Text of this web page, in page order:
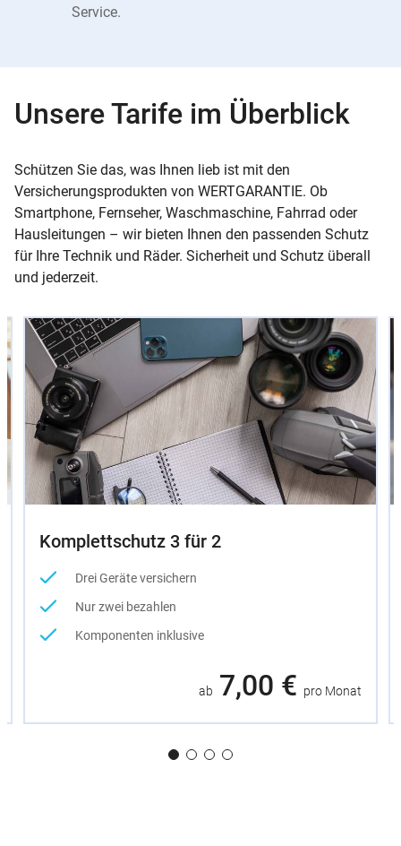
Service.
Unsere Tarife im Überblick
Schützen Sie das, was Ihnen lieb ist mit den
Versicherungsprodukten von WERTGARANTIE. Ob
Smartphone, Fernseher, Waschmaschine, Fahrrad oder
Hausleitungen – wir bieten Ihnen den passenden Schutz
für Ihre Technik und Räder. Sicherheit und Schutz überall
und jederzeit.
Slider
Instructions
Komplettschutz 3 für 2
Drei Geräte versichern
Nur zwei bezahlen
Komponenten inklusive
ab 7,00 € pro Monat